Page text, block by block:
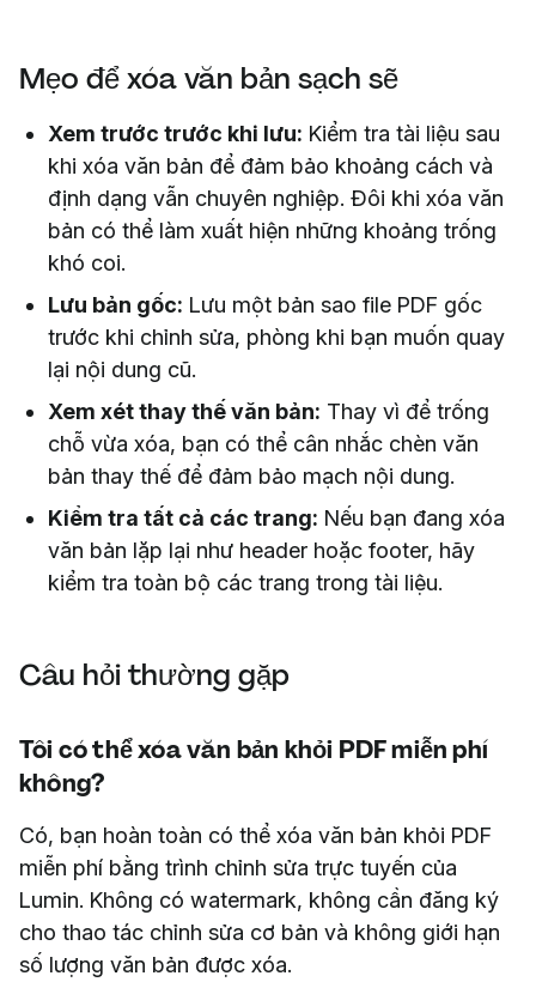
Mẹo để xóa văn bản sạch sẽ
Xem trước trước khi lưu: Kiểm tra tài liệu sau
khi xóa văn bản để đảm bảo khoảng cách và
định dạng vẫn chuyên nghiệp. Đôi khi xóa văn
bản có thể làm xuất hiện những khoảng trống
khó coi.
Lưu bản gốc: Lưu một bản sao file PDF gốc
trước khi chỉnh sửa, phòng khi bạn muốn quay
lại nội dung cũ.
Xem xét thay thế văn bản: Thay vì để trống
chỗ vừa xóa, bạn có thể cân nhắc chèn văn
bản thay thế để đảm bảo mạch nội dung.
Kiểm tra tất cả các trang: Nếu bạn đang xóa
văn bản lặp lại như header hoặc footer, hãy
kiểm tra toàn bộ các trang trong tài liệu.
Câu hỏi thường gặp
Tôi có thể xóa văn bản khỏi PDF miễn phí
không?
Có, bạn hoàn toàn có thể xóa văn bản khỏi PDF
miễn phí bằng trình chỉnh sửa trực tuyến của
Lumin. Không có watermark, không cần đăng ký
cho thao tác chỉnh sửa cơ bản và không giới hạn
số lượng văn bản được xóa.